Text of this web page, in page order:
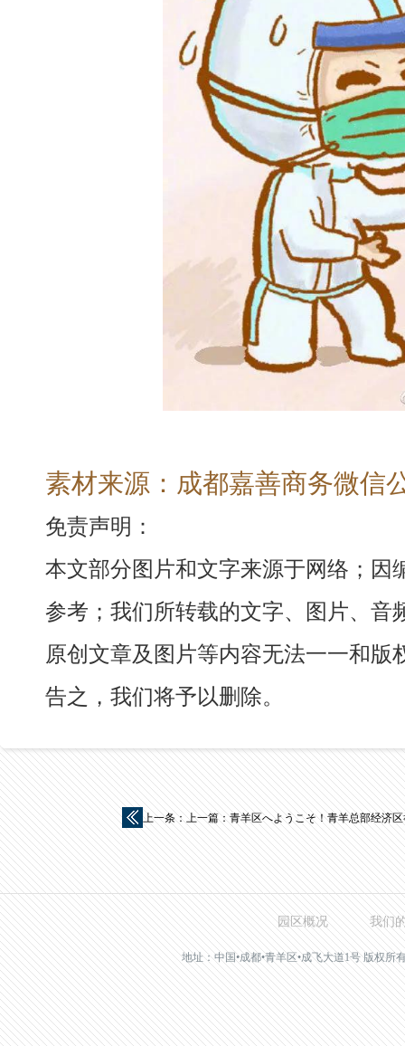
素材来源：成都嘉善商务微信
免责声明：
本文部分图片和文字来源于网络；
参考；我们所转载的文字、图片、
原创文章及图片等内容无法一一和
告之，我们将予以删除。
上一条：上一篇：青羊区へようこそ！青羊总部经济区
园区概况 我们
地址：中国•成都•青羊区•成飞大道1号 版权